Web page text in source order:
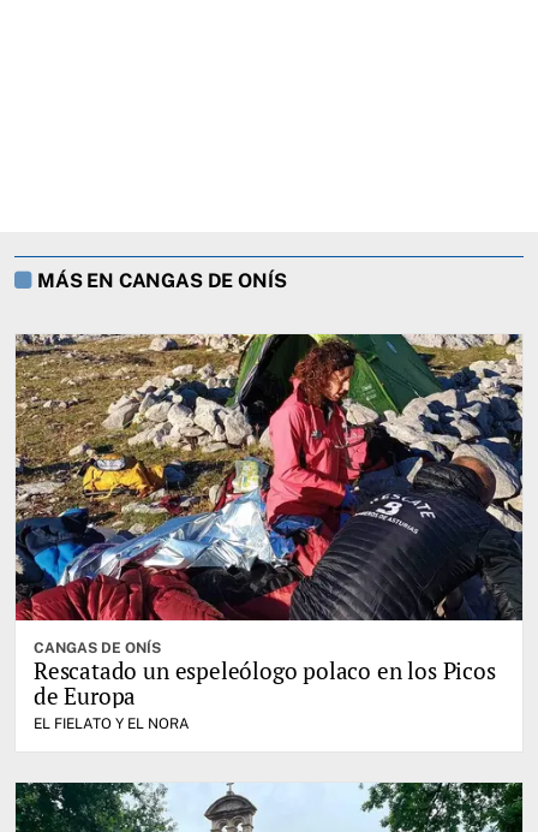
MÁS EN CANGAS DE ONÍS
CANGAS DE ONÍS
Rescatado un espeleólogo polaco en los Picos
de Europa
EL FIELATO Y EL NORA